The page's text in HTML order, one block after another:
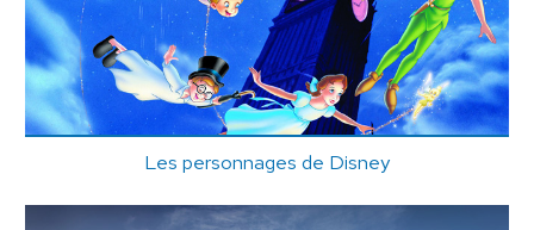
Les personnages de Disney